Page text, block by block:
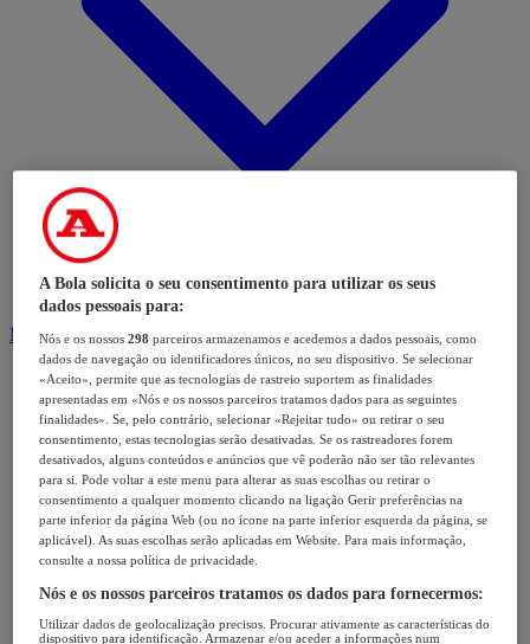
Modalidades
A Bola solicita o seu consentimento para utilizar os seus
dados pessoais para:
Nós e os nossos298 parceiros armazenamos e acedemos a dados pessoais, como
dados de navegação ou identificadores únicos, no seu dispositivo. Se selecionar
«Aceito», permite que as tecnologias de rastreio suportem as finalidades
apresentadas em «Nós e os nossos parceiros tratamos dados para as seguintes
finalidades». Se, pelo contrário, selecionar «Rejeitar tudo» ou retirar o seu
consentimento, estas tecnologias serão desativadas. Se os rastreadores forem
desativados, alguns conteúdos e anúncios que vê poderão não ser tão relevantes
para si. Pode voltar a este menu para alterar as suas escolhas ou retirar o
consentimento a qualquer momento clicando na ligação Gerir preferências na
parte inferior da página Web (ou no ícone na parte inferior esquerda da página, se
aplicável). As suas escolhas serão aplicadas em Website. Para mais informação,
consulte a nossa política de privacidade.
Nós e os nossos parceiros tratamos os dados para fornecermos:
Utilizar dados de geolocalização precisos. Procurar ativamente as características do
dispositivo para identificação. Armazenar e/ou aceder a informações num